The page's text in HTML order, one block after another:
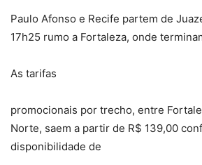
Paulo Afonso e Recife partem de
17h25 rumo a Fortaleza, onde
As tarifas
promocionais por trecho, entre
Norte, saem a partir de R$ 139,00
disponibilidade de